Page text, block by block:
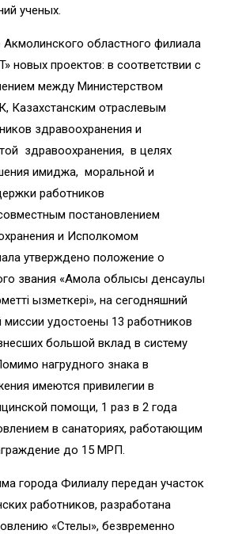
ученых.
Акмолинского областного филиала
новых проектов: в соответствии с
между Министерством
Казахстанским отраслевым
здравоохранения и
здравоохранения, в целях
имиджа, моральной и
работников
постановлением
и Исполкомом
утверждено положение о
звания «Ақмола облысы денсаулық
қызметкері», на сегодняшний
миссии удостоены 13 работников
большой вклад в систему
нагрудного знака в
имеются привилегии в
помощи, 1 раз в 2 года
в санаториях, работающим
до 15 МРП.
города Филиалу передан участок
работников, разработана
«Стелы», безвременно